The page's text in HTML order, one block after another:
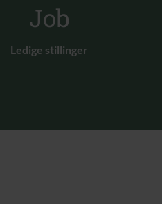
Job
Ledige stillinger